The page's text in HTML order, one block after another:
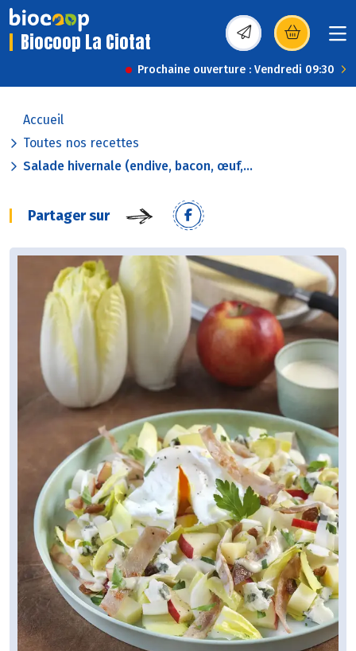
Biocoop La Ciotat (s’ouvre dans une
Prochaine ouverture : Vendredi 09:30
Accueil
Toutes nos recettes
Salade hivernale (endive, bacon, œuf,...
Partager sur